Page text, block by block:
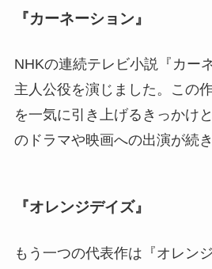
『カーネーション』
NHKの連続テレビ小説『カー
主人公役を演じました。この
を一気に引き上げるきっかけ
のドラマや映画への出演が続き
『オレンジデイズ』
もう一つの代表作は『オレン